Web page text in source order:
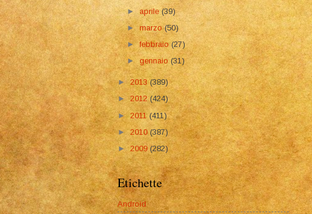
►aprile(39)
►marzo(50)
►febbraio(27)
►gennaio(31)
►2013(389)
►2012(424)
► 2011 (411)
►2010 (387)
►2009 (282)
Etichette
Android